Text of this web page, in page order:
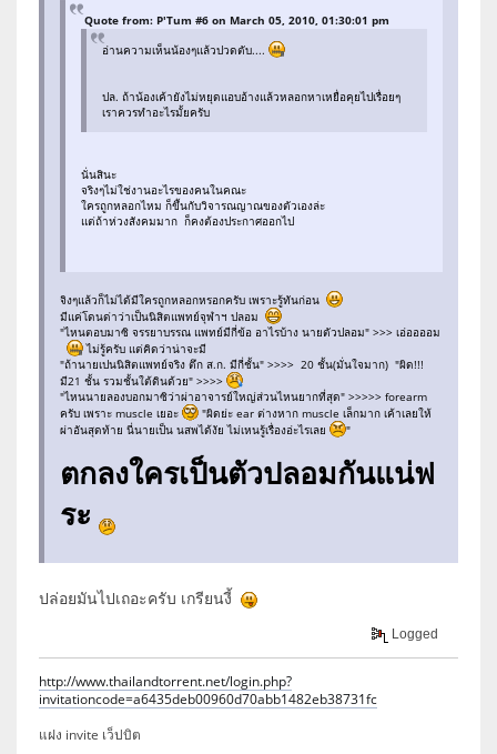
Quote from: P'Tum #6 on March 05, 2010, 01:30:01 pm
อ่านความเห็นน้องๆแล้วปวดตับ....
ปล. ถ้าน้องเค้ายังไม่หยุดแอบอ้างแล้วหลอกหาเหยื่อคุยไปเรื่อยๆ
เราควรทำอะไรมั้ยครับ
นั่นสินะ
จริงๆไม่ใช่งานอะไรของคนในคณะ
ใครถูกหลอกไหม ก็ขึ้นกับวิจารณญาณของตัวเองล่ะ
แต่ถ้าห่วงสังคมมาก ก็คงต้องประกาศออกไป
จิงๆแล้วก็ไม่ได้มีใครถูกหลอกหรอกครับ เพราะรู้ทันก่อน
มีแค่โดนด่าว่าเป็นนิสิตแพทย์จุฬาฯ ปลอม
"ไหนตอบมาซิ จรรยาบรรณ แพทย์มีกี่ข้อ อาไรบ้าง นายตัวปลอม" >>> เอ่ออออม
ไม่รู้ครับ แต่คิดว่าน่าจะมี
"ถ้านายเปนนิสิตแพทย์จริง ตึก ส.ก. มีกี่ชั้น" >>>> 20 ชั้น(มั่นใจมาก) "ผิด!!!
มี21 ชั้น รวมชั้นใต้ดินด้วย" >>>>
"ไหนนายลองบอกมาซิว่าผ่าอาจารย์ใหญ่ส่วนไหนยากที่สุด" >>>>> forearm
ครับ เพราะ muscle เยอะ
"ผิดย่ะ ear ต่างหาก muscle เล็กมาก เค้าเลยให้
ผ่าอันสุดท้าย นี่นายเป็น นสพได้งัย ไม่เหนรู้เรื่องอ่ะไรเลย
"
ตกลงใครเป็นตัวปลอมกันแน่ฟ
ระ
ปล่อยมันไปเถอะครับ เกรียนงี้
Logged
http://www.thailandtorrent.net/login.php?
invitationcode=a6435deb00960d70abb1482eb38731fc
แฝง invite เว็ปบิต